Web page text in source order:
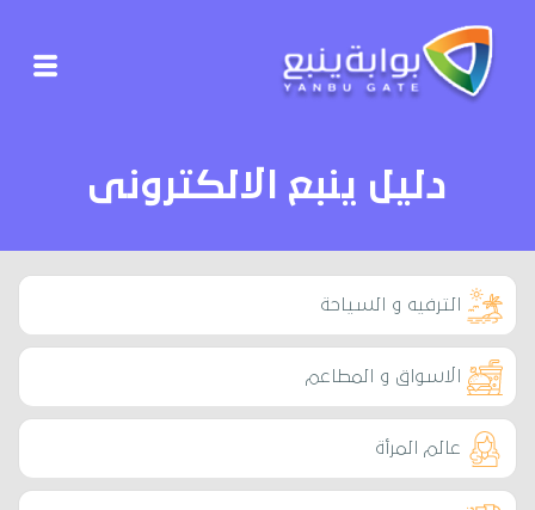
دليل ينبع الالكترونى
الترفيه و السياحة
الاسواق و المطاعم
عالم المرأة